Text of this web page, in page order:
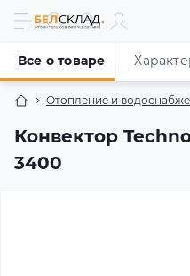
Отопление и
Конвектор
3400
Все о товаре